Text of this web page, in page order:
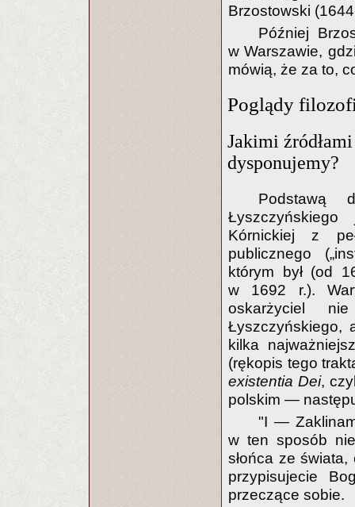
Brzostowski
Później
w Warszawie,
mówią, że za to,
Poglądy
Jakimi
dysponujemy?
Podstawą
Kórnickiej z
publicznego
którym był (od
w 1692 r.).
oskarżyciel
Łyszczyńskiego,
kilka
(rękopis tego
existentia Dei,
polskim —
"I —
w ten sposób
słońca ze
przypisujecie
przeczące sobie.